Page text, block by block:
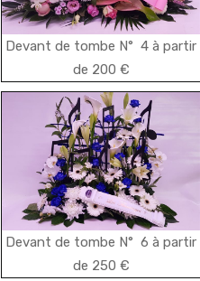
Devant de tombe N° 4 à partir
de 200 €
Devant de tombe N° 6 à partir
de 250 €